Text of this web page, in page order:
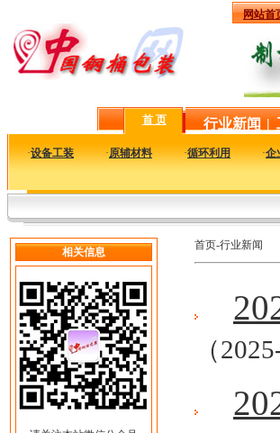
网站首
首 页 行业新闻 |
·设备工装 ·原辅材料 ·循环利用 ·企
相关信息
首页-行业新闻
（